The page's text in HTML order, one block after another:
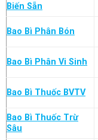
Biến Sẵn
Bao Bì Phân Bón
Bao Bì Phân Vi Sinh
Bao Bì Thuốc BVTV
Bao Bì Thuốc Trừ
Sâu